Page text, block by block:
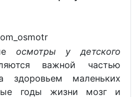
осмотры у детского
важной частью
здоровьем маленьких
годы жизни мозг и